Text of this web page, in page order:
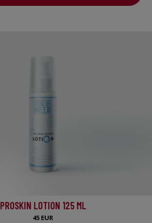
PROSKIN LOTION 125 ML
45 EUR